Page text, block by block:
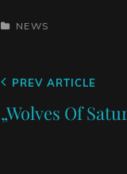
CATEGORIES
NEWS
Previous
Post
PREV ARTICLE
„Wolves Of